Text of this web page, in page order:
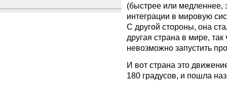
(быстрее или медленнее,
интеграции в мировую
С другой стороны, она
другая страна в мире,
невозможно запустить
И вот страна это
180 градусов, и пошла